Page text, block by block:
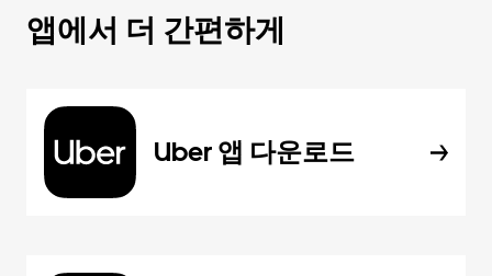
앱에서 더 간편하게
Uber 앱 다운로드